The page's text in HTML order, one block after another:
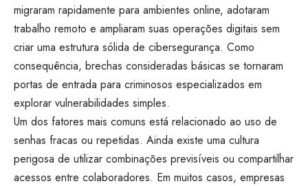
migraram rapidamente para ambientes online, adotaram
trabalho remoto e ampliaram suas operações digitais sem
criar uma estrutura sólida de cibersegurança. Como
consequência, brechas consideradas básicas se tornaram
portas de entrada para criminosos especializados em
explorar vulnerabilidades simples.
Um dos fatores mais comuns está relacionado ao uso de
senhas fracas ou repetidas. Ainda existe uma cultura
perigosa de utilizar combinações previsíveis ou compartilhar
acessos entre colaboradores. Em muitos casos, empresas